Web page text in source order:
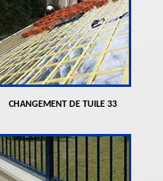
CHANGEMENT DE TUILE 33